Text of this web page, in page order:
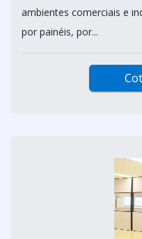
ambientes comerciais e
por painéis, por...